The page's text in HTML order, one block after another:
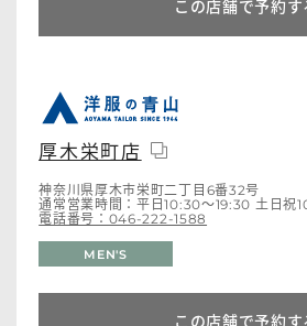
この店舗で予約す
厚木栄町店
神奈川県厚木市栄町二丁目6番32号
通常営業時間：平日10:30～19:30 土日
電話番号：046-222-1588
MEN'S